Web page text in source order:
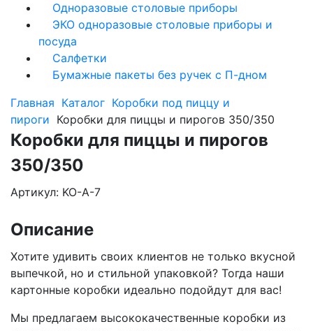
Одноразовые столовые приборы
ЭКО одноразовые столовые приборы и
посуда
Салфетки
Бумажные пакеты без ручек с П-дном
Главная Каталог Коробки под пиццу и
пироги Коробки для пиццы и пирогов 350/350
Коробки для пиццы и пирогов
350/350
Артикул: KO-A-7
Описание
Хотите удивить своих клиентов не только вкусной
выпечкой, но и стильной упаковкой? Тогда наши
картонные коробки идеально подойдут для вас!
Мы предлагаем высококачественные коробки из